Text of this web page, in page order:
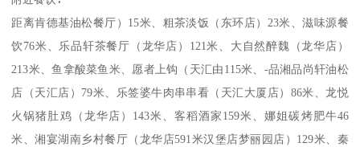
距离肯德基油松餐厅）15米、粗茶淡饭（东环店）23米、滋味源餐
饮76米、乐品轩茶餐厅（龙华店）121米、大自然醉魏（龙华店）
213米、鱼拿酸菜鱼米、愿者上钩（天汇由115米、-品湘品尚轩油松
店（天汇店）79米、乐签婆牛肉串串看（天汇大厦店）86米、龙悦
火锅猪肚鸡（龙华店）143米、客稻酒家159米、娜姐碳烤肥牛46
米、湘宴湖南乡村餐厅（龙华店591米汉堡店梦丽园店）129米、秦